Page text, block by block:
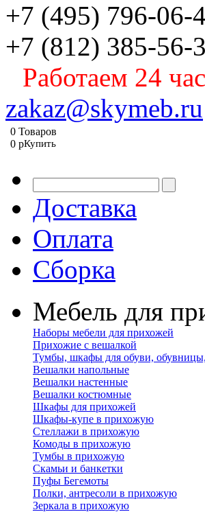
+7 (495) 796-06-
+7 (812) 385-56-
Работаем 24
zakaz@skymeb.ru
0 Товаров
0 pКупить
Доставка
Оплата
Сборка
Мебель для
Наборы мебели для прихожей
Прихожие с вешалкой
Тумбы, шкафы для обуви,
Вешалки напольные
Вешалки настенные
Вешалки костюмные
Шкафы для прихожей
Шкафы-купе в прихожую
Стеллажи в прихожую
Комоды в прихожую
Тумбы в прихожую
Скамьи и банкетки
Пуфы Бегемоты
Полки, антресоли в прихожую
Зеркала в прихожую